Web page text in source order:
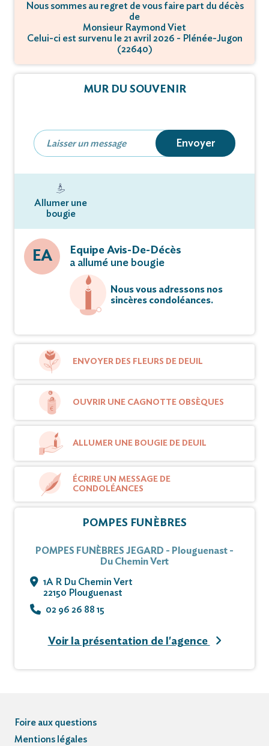
Nous sommes au regret de vous faire part du décès
de
Monsieur Raymond Viet
Celui-ci est survenu le 21 avril 2026 - Plénée-Jugon
(22640)
MUR DU SOUVENIR
Envoyer
Allumer une
bougie
EA
Equipe Avis-De-Décès
a allumé une bougie
Nous vous adressons nos
sincères condoléances.
ENVOYER DES FLEURS DE DEUIL
OUVRIR UNE CAGNOTTE OBSÈQUES
ALLUMER UNE BOUGIE DE DEUIL
ÉCRIRE UN MESSAGE DE
CONDOLÉANCES
POMPES FUNÈBRES
POMPES FUNÈBRES JEGARD - Plouguenast -
Du Chemin Vert
1A R Du Chemin Vert
22150 Plouguenast
02 96 26 88 15
Voir la présentation de l'agence
Foire aux questions
Mentions légales